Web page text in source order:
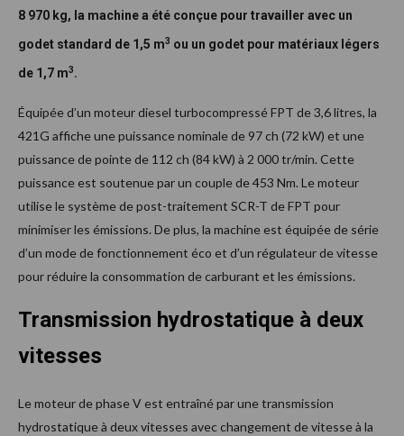
8 970 kg, la machine a été conçue pour travailler avec un
godet standard de 1,5 m3 ou un godet pour matériaux légers
de 1,7 m3.
Équipée d’un moteur diesel turbocompressé FPT de 3,6 litres, la
421G affiche une puissance nominale de 97 ch (72 kW) et une
puissance de pointe de 112 ch (84 kW) à 2 000 tr/min. Cette
puissance est soutenue par un couple de 453 Nm. Le moteur
utilise le système de post-traitement SCR-T de FPT pour
minimiser les émissions. De plus, la machine est équipée de série
d’un mode de fonctionnement éco et d’un régulateur de vitesse
pour réduire la consommation de carburant et les émissions.
Transmission hydrostatique à deux
vitesses
Le moteur de phase V est entraîné par une transmission
hydrostatique à deux vitesses avec changement de vitesse à la